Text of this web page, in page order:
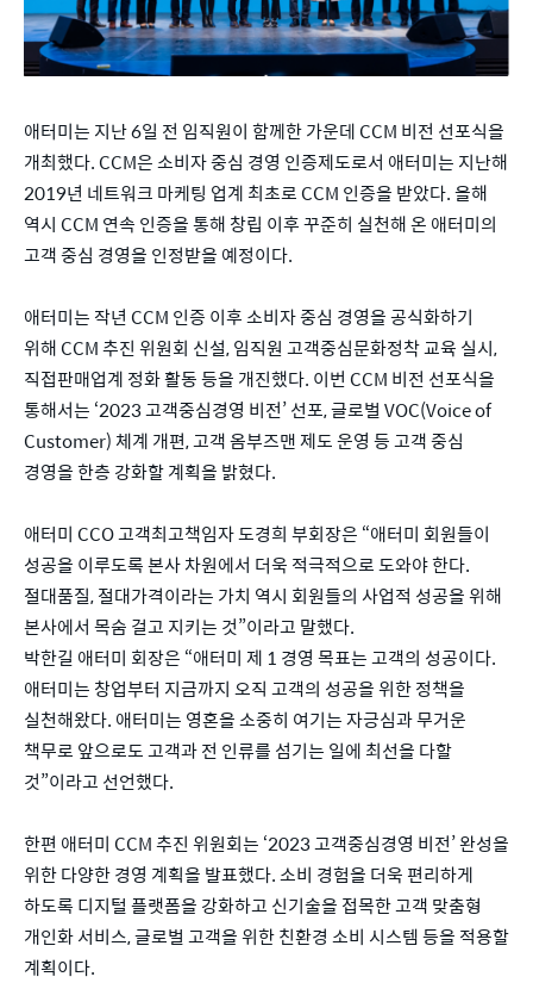
애터미는 지난 6일 전 임직원이 함께한 가운데 CCM 비전 선포식을
개최했다. CCM은 소비자 중심 경영 인증제도로서 애터미는 지난해
2019년 네트워크 마케팅 업계 최초로 CCM 인증을 받았다. 올해
역시 CCM 연속 인증을 통해 창립 이후 꾸준히 실천해 온 애터미의
고객 중심 경영을 인정받을 예정이다.
애터미는 작년 CCM 인증 이후 소비자 중심 경영을 공식화하기
위해 CCM 추진 위원회 신설, 임직원 고객중심문화정착 교육 실시,
직접판매업계 정화 활동 등을 개진했다. 이번 CCM 비전 선포식을
통해서는 ‘2023 고객중심경영 비전’ 선포, 글로벌 VOC(Voice of
Customer) 체계 개편, 고객 옴부즈맨 제도 운영 등 고객 중심
경영을 한층 강화할 계획을 밝혔다.
애터미 CCO 고객최고책임자 도경희 부회장은 “애터미 회원들이
성공을 이루도록 본사 차원에서 더욱 적극적으로 도와야 한다.
절대품질, 절대가격이라는 가치 역시 회원들의 사업적 성공을 위해
본사에서 목숨 걸고 지키는 것”이라고 말했다.
박한길 애터미 회장은 “애터미 제 1 경영 목표는 고객의 성공이다.
애터미는 창업부터 지금까지 오직 고객의 성공을 위한 정책을
실천해왔다. 애터미는 영혼을 소중히 여기는 자긍심과 무거운
책무로 앞으로도 고객과 전 인류를 섬기는 일에 최선을 다할
것”이라고 선언했다.
한편 애터미 CCM 추진 위원회는 ‘2023 고객중심경영 비전’ 완성을
위한 다양한 경영 계획을 발표했다. 소비 경험을 더욱 편리하게
하도록 디지털 플랫폼을 강화하고 신기술을 접목한 고객 맞춤형
개인화 서비스, 글로벌 고객을 위한 친환경 소비 시스템 등을 적용할
계획이다.